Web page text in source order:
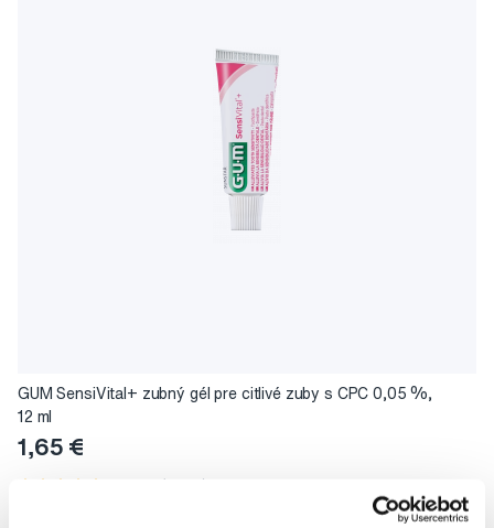
GUM SensiVital+ zubný gél pre citlivé zuby s CPC 0,05 %,
12 ml
1,65 €